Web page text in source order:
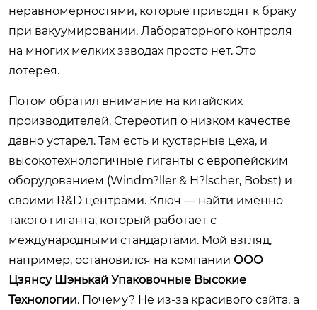
неравномерностями, которые приводят к браку
при вакуумировании. Лабораторного контроля
на многих мелких заводах просто нет. Это
лотерея.
Потом обратил внимание на китайских
производителей. Стереотип о низком качестве
давно устарел. Там есть и кустарные цеха, и
высокотехнологичные гиганты с европейским
оборудованием (Windm?ller & H?lscher, Bobst) и
своими R&D центрами. Ключ — найти именно
такого гиганта, который работает с
международными стандартами. Мой взгляд,
например, остановился на компании ООО
Цзянсу Шэнькай Упаковочные Высокие
Технологии. Почему? Не из-за красивого сайта, а